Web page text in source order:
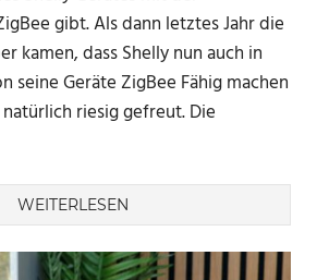
gibt. Als dann letztes Jahr die
kamen, dass Shelly nun auch in
seine Geräte ZigBee Fähig machen
riesig gefreut. Die
WEITERLESEN